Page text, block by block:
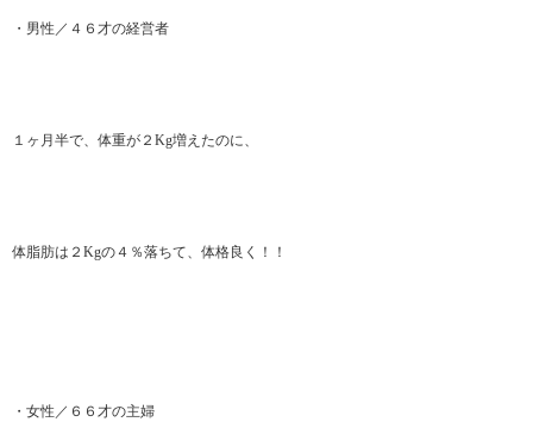
・男性／４６才の経営者
１ヶ月半で、体重が２Kg増えたのに、
体脂肪は２Kgの４％落ちて、体格良く！！
・女性／６６才の主婦